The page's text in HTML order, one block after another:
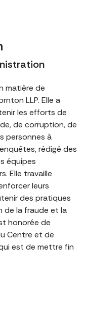
matière de
LLP. Elle a
les efforts de
de corruption, de
personnes à
rédigé des
équipes
Elle travaille
leurs
des pratiques
de la fraude et la
honorée de
Centre et de
est de mettre fin